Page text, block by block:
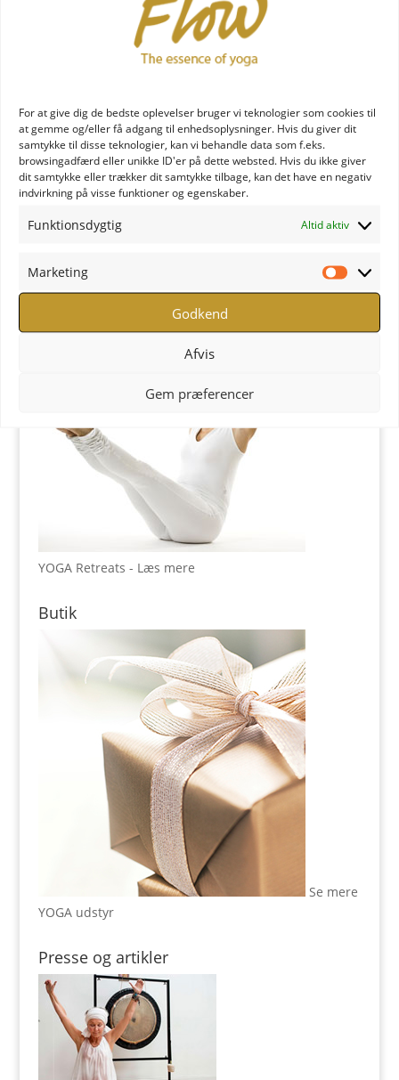
For at give dig de bedste oplevelser bruger vi teknologier som cookies til
at gemme og/eller få adgang til enhedsoplysninger. Hvis du giver dit
samtykke til disse teknologier, kan vi behandle data som f.eks.
browsingadfærd eller unikke ID'er på dette websted. Hvis du ikke giver
dit samtykke eller trækker dit samtykke tilbage, kan det have en negativ
indvirkning på visse funktioner og egenskaber.
Funktionsdygtig Altid aktiv
Marketing
Godkend
Afvis
Gem præferencer
YOGA læreruddannelse
YOGA uddannelse - læs mere
YOGA Retreats
YOGA Retreats - Læs mere
Butik
Se mere
YOGA udstyr
Presse og artikler